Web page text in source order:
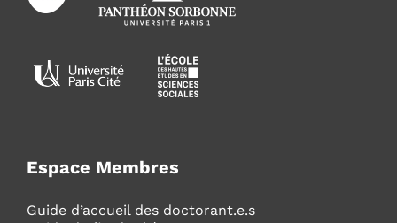
Espace Membres
Guide d’accueil des doctorant.e.s